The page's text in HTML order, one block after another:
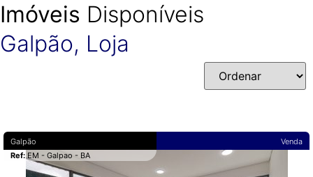
Imóveis Disponíveis
Galpão, Loja
Venda
Galpão
Ref:EM - Galpao - BA